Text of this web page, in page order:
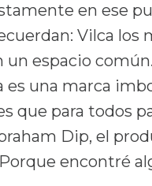
en ese
Vilca los
un espacio
es una marca
que para todos
Dip, el
encontré